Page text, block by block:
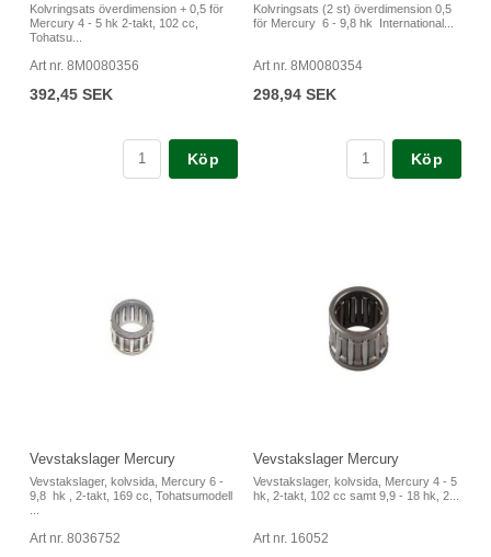
Kolvringsats överdimension + 0,5 för
Mercury 4 - 5 hk 2-takt, 102 cc,
Tohatsu...
Art nr. 8M0080356
392,45 SEK
Köp
Kolvringsats (2 st) överdimension 0,5
för Mercury 6 - 9,8 hk International...
Art nr. 8M0080354
298,94 SEK
Köp
Vevstakslager Mercury
Vevstakslager, kolvsida, Mercury 6 -
9,8 hk , 2-takt, 169 cc, Tohatsumodell
Art nr. 8036752
Vevstakslager Mercury
Vevstakslager, kolvsida, Mercury 4 - 5
hk, 2-takt, 102 cc samt 9,9 - 18 hk, 2...
Art nr. 16052